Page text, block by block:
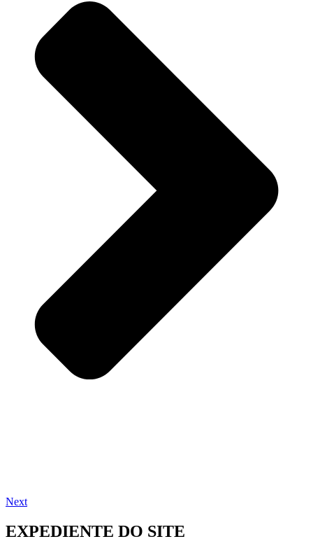
Next
EXPEDIENTE DO SITE